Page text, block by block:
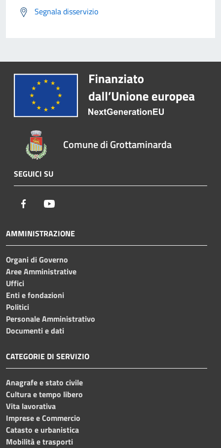
Segnala disservizio
Comune di Grottaminarda
SEGUICI SU
Facebook
AMMINISTRAZIONE
Organi di Governo
Aree Amministrative
Uffici
Enti e fondazioni
Politici
Personale Amministrativo
Documenti e dati
CATEGORIE DI SERVIZIO
Anagrafe e stato civile
Cultura e tempo libero
Vita lavorativa
Imprese e Commercio
Catasto e urbanistica
Mobilità e trasporti